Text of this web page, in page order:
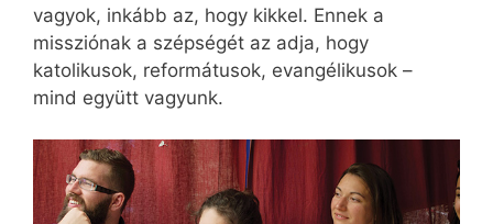
vagyok, inkább az, hogy kikkel. Ennek a
missziónak a szépségét az adja, hogy
katolikusok, reformátusok, evangélikusok –
mind együtt vagyunk.